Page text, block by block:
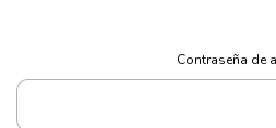
Contraseña de